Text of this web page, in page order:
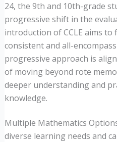
24, the 9th and 10th-grade
progressive shift in the
introduction of CCLE aims
consistent and all-
progressive approach is
of moving beyond rote
deeper understanding and
knowledge.
Multiple Mathematics
diverse learning needs and